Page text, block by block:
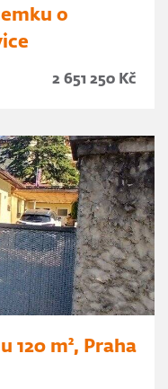
o
2 651 250 Kč
120 m², Praha